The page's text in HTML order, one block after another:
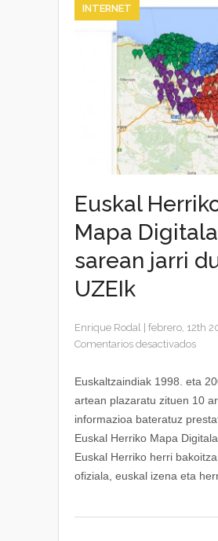
INTERNET
Euskal
Mapa Digitala
sarean jarri
UZEIk
Enrique Rodal febrero, 12th
Comentarios desactivadosen
jarri
du
Euskaltzaindiak 1998. eta
artean plazaratu zituen 10
informazioa bateratuz
Euskal Herriko Mapa
Euskal Herriko herri
ofiziala, euskal izena eta